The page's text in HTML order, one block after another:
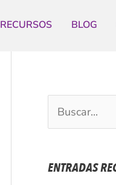
RECURSOS BLOG
u
c
ENTRADAS